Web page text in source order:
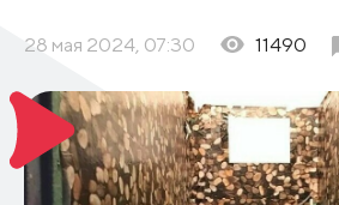
28 мая 2024, 07:30 11490